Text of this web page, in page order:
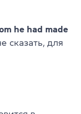
he had made
сказать, для